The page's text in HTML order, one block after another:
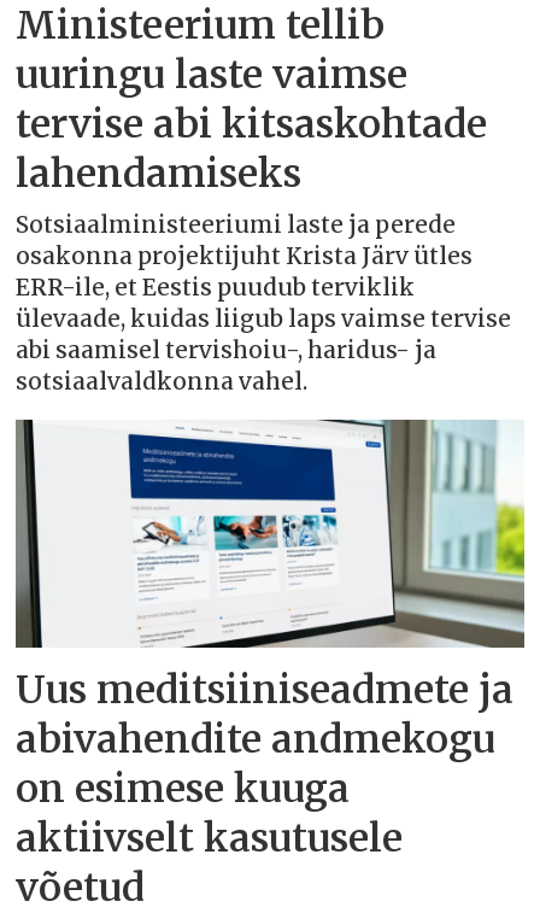
Ministeerium tellib
uuringu laste vaimse
tervise abi kitsaskohtade
lahendamiseks
Sotsiaalministeeriumi laste ja perede
osakonna projektijuht Krista Järv ütles
ERR-ile, et Eestis puudub terviklik
ülevaade, kuidas liigub laps vaimse tervise
abi saamisel tervishoiu-, haridus- ja
sotsiaalvaldkonna vahel.
Uus meditsiiniseadmete ja
abivahendite andmekogu
on esimese kuuga
aktiivselt kasutusele
võetud